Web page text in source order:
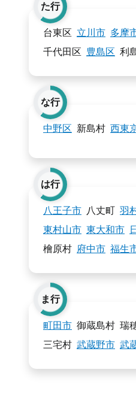
た行
台東区 立川市 多摩
千代田区 豊島区 利
な行
中野区 新島村 西東
は行
八王子市 八丈町 羽
東村山市 東大和市
檜原村 府中市 福生
ま行
町田市 御蔵島村 瑞
三宅村 武蔵野市 武